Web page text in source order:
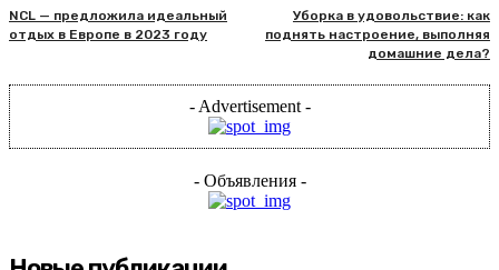
NCL — предложила идеальный
отдых в Европе в 2023 году
Уборка в удовольствие: как
поднять настроение, выполняя
домашние дела?
- Advertisement -
- Объявления -